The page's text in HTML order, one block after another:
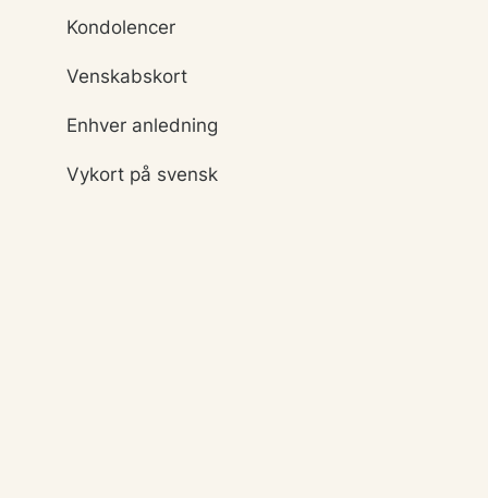
Kondolencer
Venskabskort
Enhver anledning
Vykort på svensk